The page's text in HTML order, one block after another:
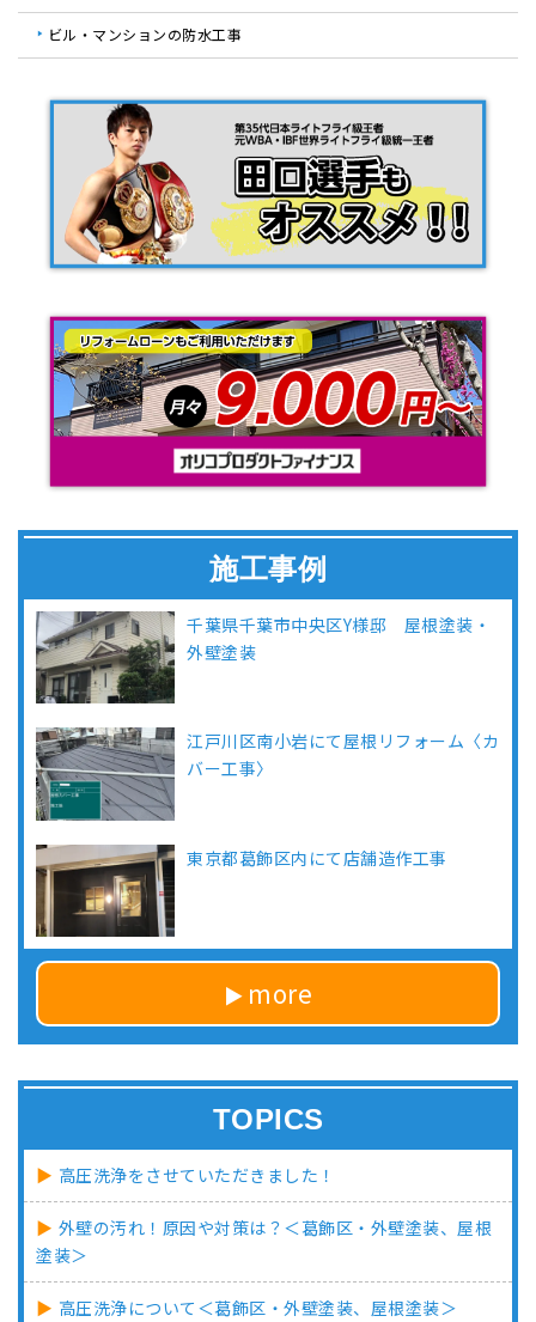
ビル・マンションの防水工事
施工事例
千葉県千葉市中央区Y様邸 屋根塗装・
外壁塗装
江戸川区南小岩にて屋根リフォーム〈カ
バー工事〉
東京都葛飾区内にて店舗造作工事
more
TOPICS
高圧洗浄をさせていただきました！
外壁の汚れ！原因や対策は？＜葛飾区・外壁塗装、屋根
塗装＞
高圧洗浄について＜葛飾区・外壁塗装、屋根塗装＞